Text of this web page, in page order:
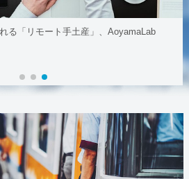
リモートワークはZ世代への悪